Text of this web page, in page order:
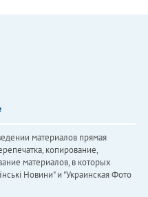
материалов прямая
копирование,
материалов, в которых
Новини" и "Украинская Фото